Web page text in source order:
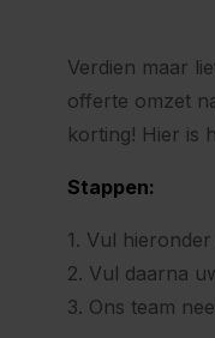
Verdien maar
offerte omzet
korting! Hier is
Stappen:
1. Vul
2. Vul daarna
3. Ons team